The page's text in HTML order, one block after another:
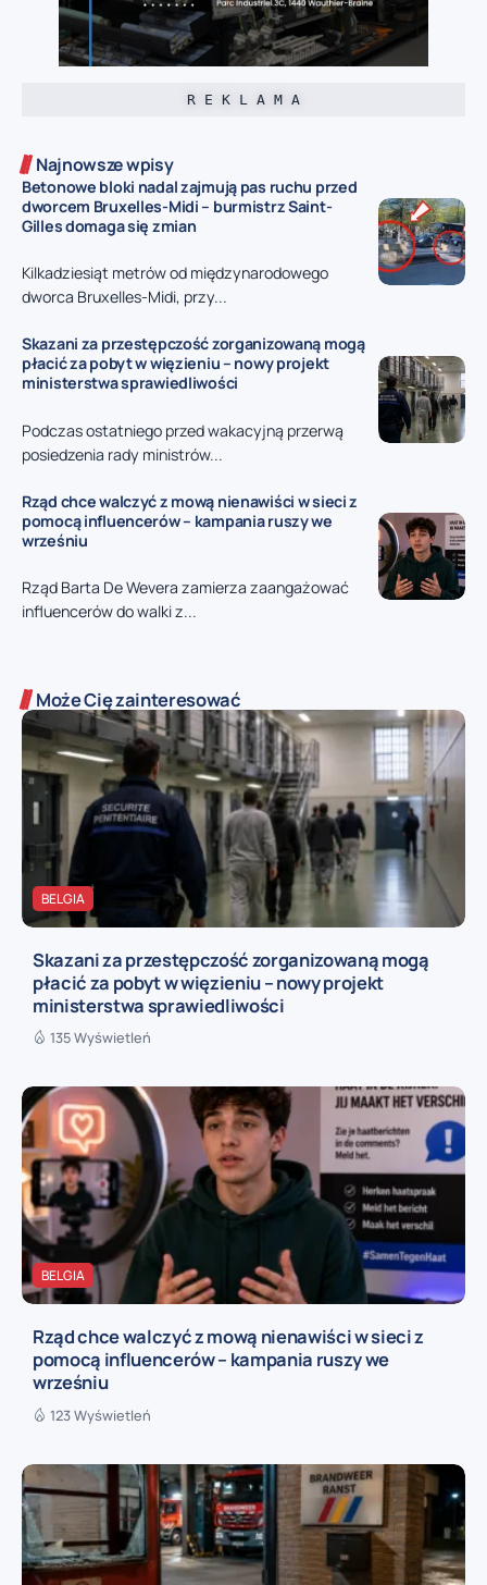
R E K L A M A
Najnowsze wpisy
Betonowe bloki nadal zajmują pas ruchu przed
dworcem Bruxelles-Midi – burmistrz Saint-
Gilles domaga się zmian
Kilkadziesiąt metrów od międzynarodowego
dworca Bruxelles-Midi, przy...
Skazani za przestępczość zorganizowaną mogą
płacić za pobyt w więzieniu – nowy projekt
ministerstwa sprawiedliwości
Podczas ostatniego przed wakacyjną przerwą
posiedzenia rady ministrów...
Rząd chce walczyć z mową nienawiści w sieci z
pomocą influencerów – kampania ruszy we
wrześniu
Rząd Barta De Wevera zamierza zaangażować
influencerów do walki z...
Może Cię zainteresować
BELGIA
Skazani za przestępczość zorganizowaną mogą
płacić za pobyt w więzieniu – nowy projekt
ministerstwa sprawiedliwości
135 Wyświetleń
BELGIA
Rząd chce walczyć z mową nienawiści w sieci z
pomocą influencerów – kampania ruszy we
wrześniu
123 Wyświetleń